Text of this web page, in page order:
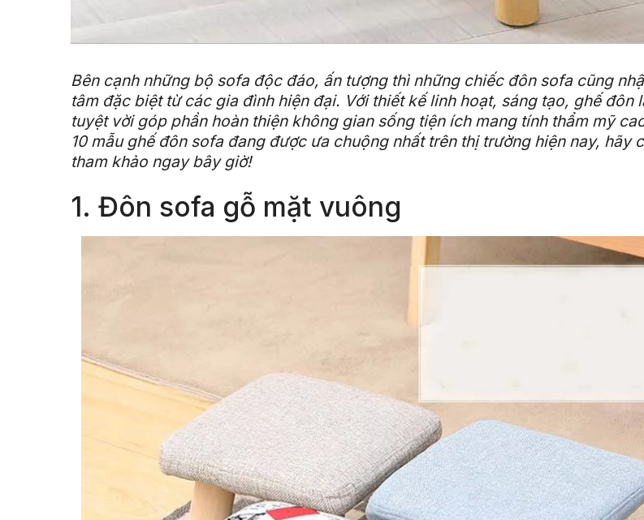
Bên cạnh những bộ sofa độc đáo, ấn tượng thì những chiếc đôn sofa cũng
tâm đặc biệt từ các gia đình hiện đại. Với thiết kế linh hoạt, sáng tạo, ghế đôn
tuyệt vời góp phần hoàn thiện không gian sống tiện ích mang tính thẩm mỹ
10 mẫu ghế đôn sofa đang được ưa chuộng nhất trên thị trường hiện nay, hãy
tham khảo ngay bây giờ!
1. Đôn sofa gỗ mặt vuông